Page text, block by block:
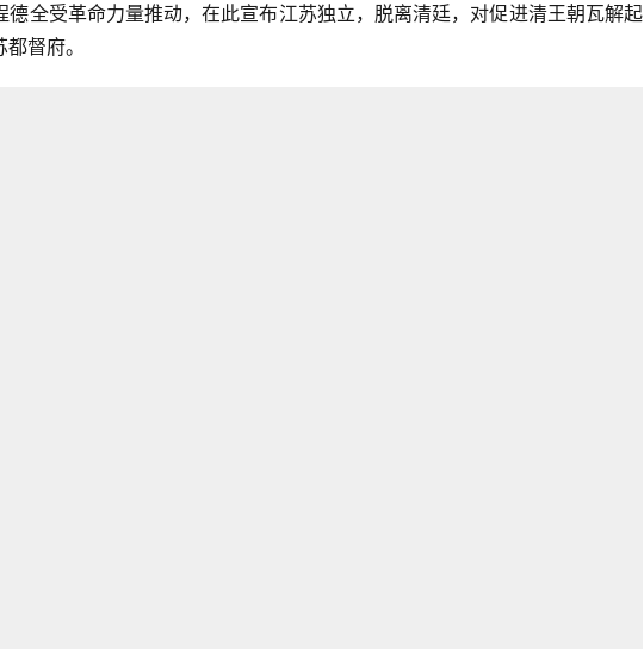
全受革命力量推动，在此宣布江苏独立，脱离清廷，对促进清王朝瓦解起
督府。